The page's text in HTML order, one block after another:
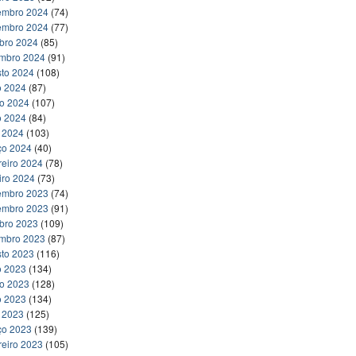
2024 (74)
2024 (77)
2024 (85)
2024 (91)
2024 (108)
2024 (87)
2024 (107)
2024 (84)
(103)
2024 (40)
2024 (78)
2024 (73)
2023 (74)
2023 (91)
2023 (109)
2023 (87)
2023 (116)
2023 (134)
2023 (128)
2023 (134)
(125)
2023 (139)
2023 (105)